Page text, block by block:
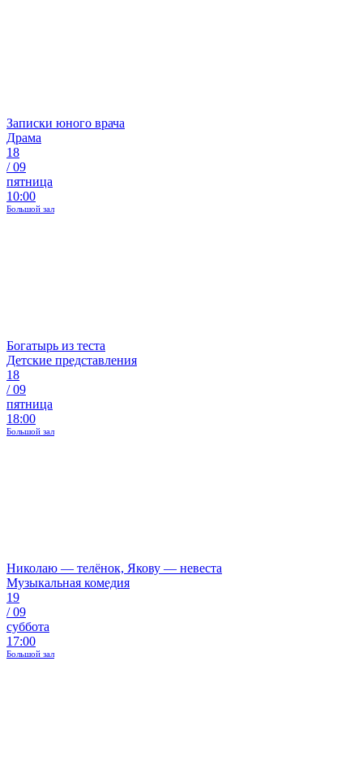
Записки юного врача
Драма
18
/09
пятница
10:00
Большой зал
Богатырь из теста
Детские представления
18
/09
пятница
18:00
Большой зал
Николаю — телёнок, Якову — невеста
Музыкальная комедия
19
/09
суббота
17:00
Большой зал